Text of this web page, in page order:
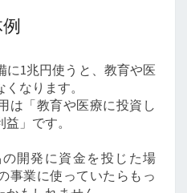
に1兆円使うと、教育や医
なります。
は「教育や医療に投資し
」です。
開発に資金を投じた場
事業に使っていたらもっ